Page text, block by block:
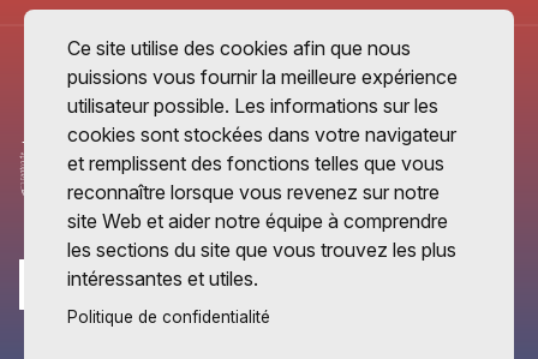
Ce site utilise des cookies afin que nous
puissions vous fournir la meilleure expérience
utilisateur possible. Les informations sur les
cookies sont stockées dans votre navigateur
et remplissent des fonctions telles que vous
reconnaître lorsque vous revenez sur notre
site Web et aider notre équipe à comprendre
les sections du site que vous trouvez les plus
intéressantes et utiles.
Politique de confidentialité